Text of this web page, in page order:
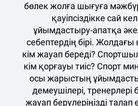
бөлек жолға шығуға
қауіпсіздікке сай
ұйымдастыру-апатқа
себептердің бірі. Жолдағы
кім жауап береді?
кім қорғауы тиіс? Спорт
осы жарыстың
демеушілері, тренерлері
жауап берулеріңізді талап